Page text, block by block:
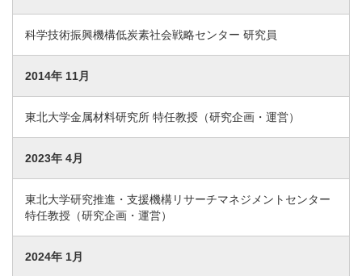
科学技術振興機構低炭素社会戦略センター 研究員
2014年 11月
東北大学金属材料研究所 特任教授（研究企画・運営）
2023年 4月
東北大学研究推進・支援機構リサーチマネジメントセンター
特任教授（研究企画・運営）
2024年 1月